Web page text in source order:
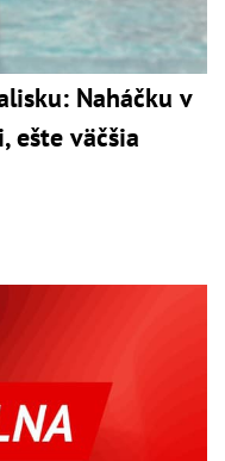
Naháčku v
ešte väčšia